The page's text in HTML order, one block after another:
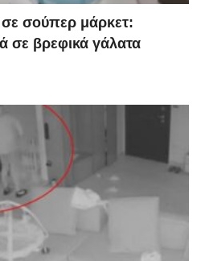
εσείς πρέπει να μείνετε
μας συμβουλεύουν: Μην
να τον μεταφέρετε σε
αποτελούν τις μεγαλύτερες
απαγορεύουμε. Μένουμε,
άλλοτε το είπαν cocooning
τους νέους, σήμερα είναι
Ας μείνουμε μόνοι, αλλά
όχι πολιορκημένοι!
σούπερ μάρκετ:
σε βρεφικά γάλατα